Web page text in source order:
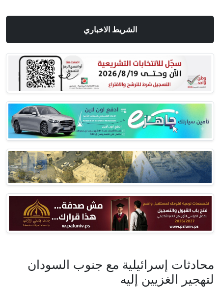
الشريط الاخباري
محادثات إسرائيلية مع جنوب السودان
لتهجير الغزيين إليه